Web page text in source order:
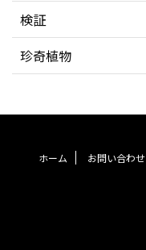
検証
珍奇植物
ホーム お問い合わせ